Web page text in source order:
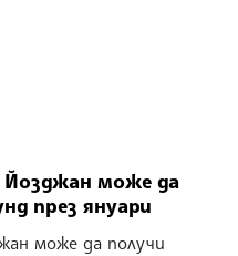
може да
през януари
може да получи